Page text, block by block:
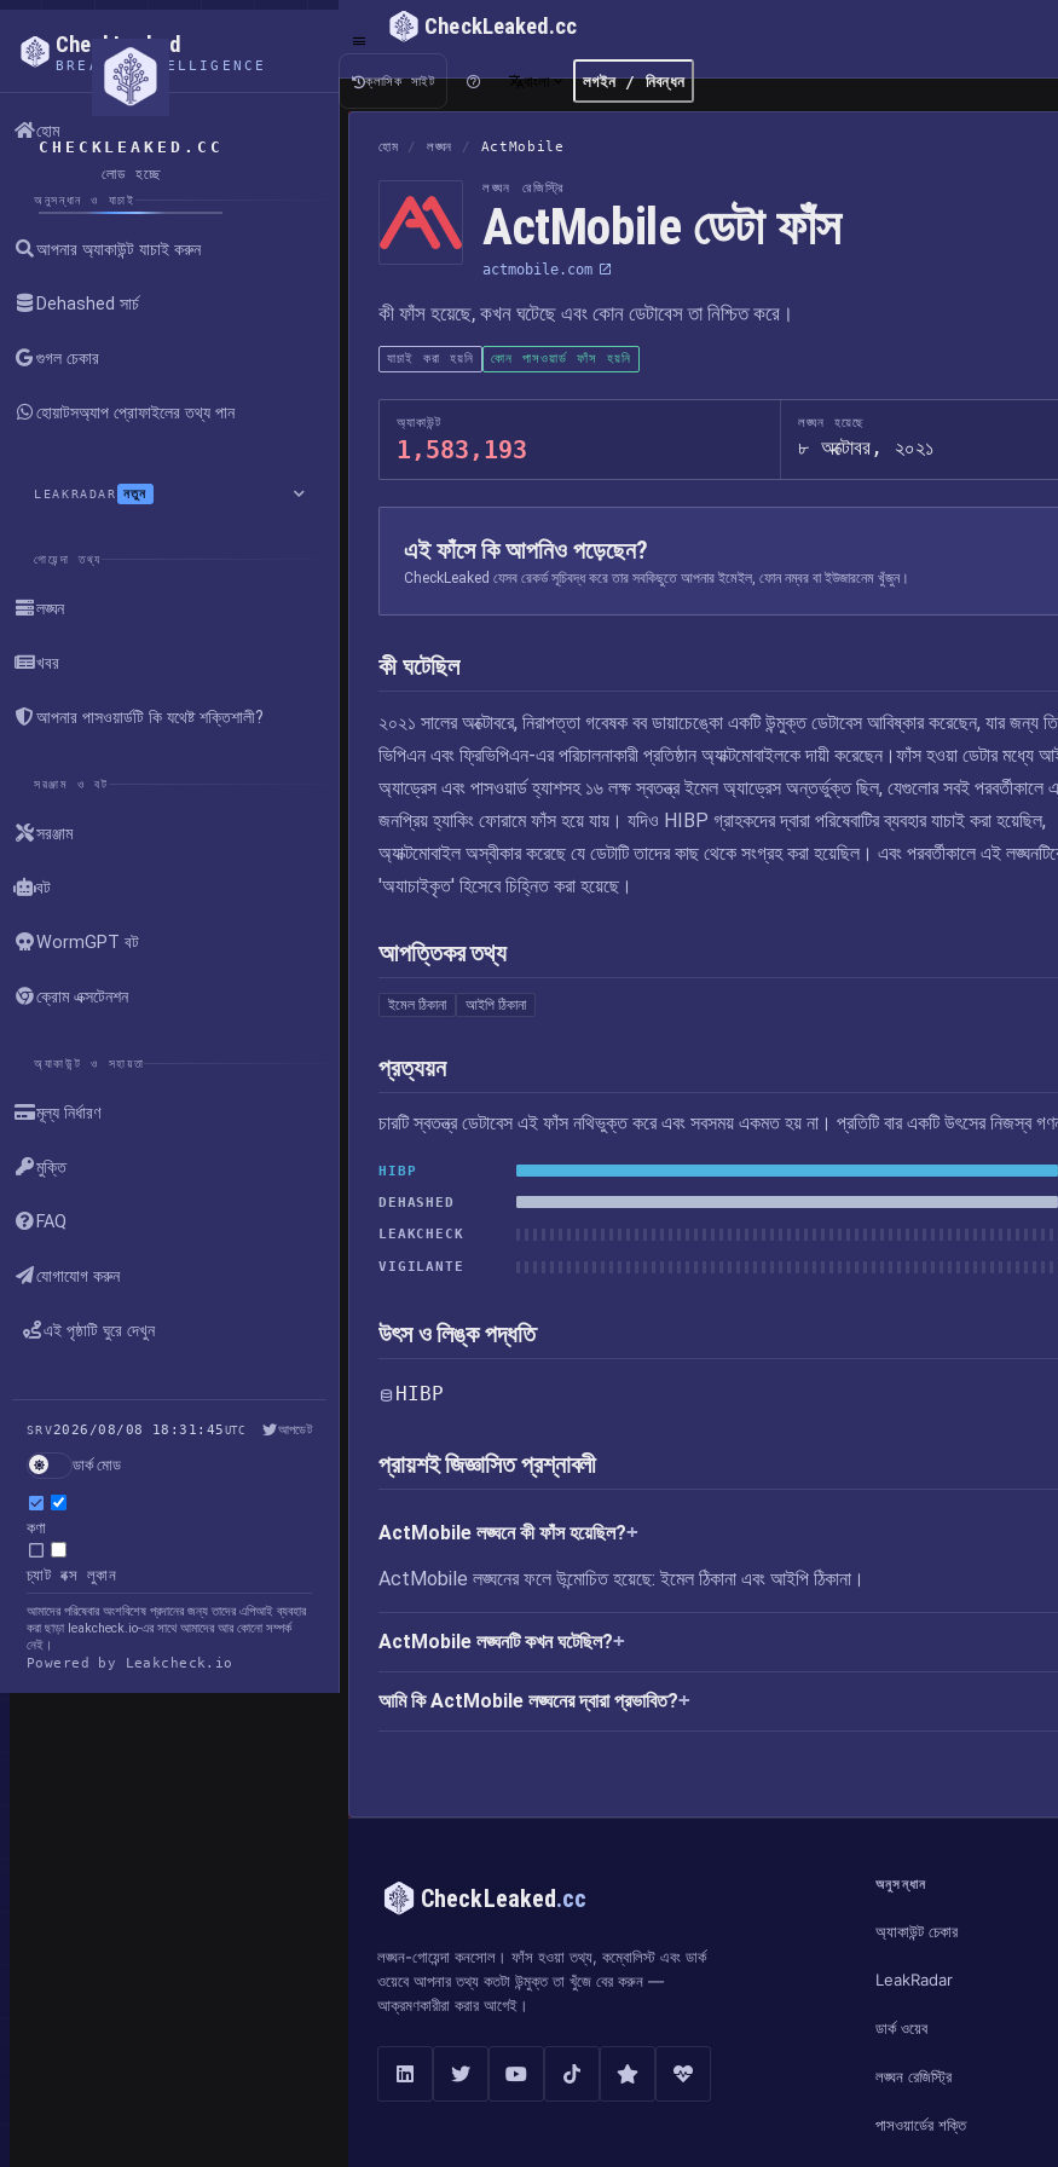
CHECKLEAKED.CC
লোড হচ্ছে
CheckLeaked
BREACH INTELLIGENCE
হোম
অনুসন্ধান ও যাচাই
আপনার অ্যাকাউন্ট যাচাই করুন
Dehashed সার্চ
গুগল চেকার
হোয়াটসঅ্যাপ প্রোফাইলের তথ্য পান
LEAKRADAR নতুন
গোয়েন্দা তথ্য
লঙ্ঘন
খবর
আপনার পাসওয়ার্ডটি কি যথেষ্ট শক্তিশালী?
সরঞ্জাম ও বট
সরঞ্জাম
বট
WormGPT বট
ক্রোম এক্সটেনশন
অ্যাকাউন্ট ও সহায়তা
মূল্য নির্ধারণ
মুক্তি
FAQ
যোগাযোগ করুন
এই পৃষ্ঠাটি ঘুরে দেখুন
SRV2026/08/08 18:31:45UTC আপডেট
ডার্ক মোড
কণা
চ্যাট বক্স লুকান
আমাদের পরিষেবার অংশবিশেষ প্রদানের জন্য তাদের এপিআই ব্যবহার
করা ছাড়া leakcheck.io-এর সাথে আমাদের আর কোনো সম্পর্ক
নেই।
Powered by Leakcheck.io
CheckLeaked.cc
ক্লাসিক সাইট বাংলা লগইন / নিবন্ধন
হোম / লঙ্ঘন / ActMobile
লঙ্ঘন রেজিস্ট্রি
ActMobile ডেটা ফাঁস
actmobile.com
কী ফাঁস হয়েছে, কখন ঘটেছে এবং কোন ডেটাবেস তা নিশ্চিত করে।
যাচাই করা হয়নি কোন পাসওয়ার্ড ফাঁস হয়নি
অ্যাকাউন্ট
1,583,193
লঙ্ঘন হয়েছে
৮ অক্টোবর, ২০২১
এই ফাঁসে কি আপনিও পড়েছেন?
CheckLeaked যেসব রেকর্ড সূচিবদ্ধ করে তার সবকিছুতে আপনার ইমেইল, ফোন নম্বর বা ইউজারনেম খুঁজুন।
কী ঘটেছিল
২০২১ সালের অক্টোবরে, নিরাপত্তা গবেষক বব ডায়াচেঙ্কো একটি উন্মুক্ত ডেটাবেস আবিষ্কার করেছেন, যার জন্য
ভিপিএন এবং ফ্রিভিপিএন-এর পরিচালনাকারী প্রতিষ্ঠান অ্যাক্টমোবাইলকে দায়ী করেছেন।ফাঁস হওয়া ডেটার মধ্যে
অ্যাড্রেস এবং পাসওয়ার্ড হ্যাশসহ ১৬ লক্ষ স্বতন্ত্র ইমেল অ্যাড্রেস অন্তর্ভুক্ত ছিল, যেগুলোর সবই পরবর্তীকালে
জনপ্রিয় হ্যাকিং ফোরামে ফাঁস হয়ে যায়। যদিও HIBP গ্রাহকদের দ্বারা পরিষেবাটির ব্যবহার যাচাই করা হয়েছিল,
অ্যাক্টমোবাইল অস্বীকার করেছে যে ডেটাটি তাদের কাছ থেকে সংগ্রহ করা হয়েছিল। এবং পরবর্তীকালে এই
'অযাচাইকৃত' হিসেবে চিহ্নিত করা হয়েছে।
আপত্তিকর তথ্য
ইমেল ঠিকানা আইপি ঠিকানা
প্রত্যয়ন
চারটি স্বতন্ত্র ডেটাবেস এই ফাঁস নথিভুক্ত করে এবং সবসময় একমত হয় না। প্রতিটি বার একটি উৎসের নিজস্ব
HIBP
DEHASHED
LEAKCHECK
VIGILANTE
উৎস ও লিঙ্ক পদ্ধতি
HIBP
প্রায়শই জিজ্ঞাসিত প্রশ্নাবলী
ActMobile লঙ্ঘনে কী ফাঁস হয়েছিল?
ActMobile লঙ্ঘনের ফলে উন্মোচিত হয়েছে: ইমেল ঠিকানা এবং আইপি ঠিকানা।
ActMobile লঙ্ঘনটি কখন ঘটেছিল?
আমি কি ActMobile লঙ্ঘনের দ্বারা প্রভাবিত?
CheckLeaked.cc
লঙ্ঘন-গোয়েন্দা কনসোল। ফাঁস হওয়া তথ্য, কম্বোলিস্ট এবং ডার্ক
ওয়েবে আপনার তথ্য কতটা উন্মুক্ত তা খুঁজে বের করুন —
আক্রমণকারীরা করার আগেই।
অনুসন্ধান
অ্যাকাউন্ট চেকার
LeakRadar
ডার্ক ওয়েব
লঙ্ঘন রেজিস্ট্রি
পাসওয়ার্ডের শক্তি